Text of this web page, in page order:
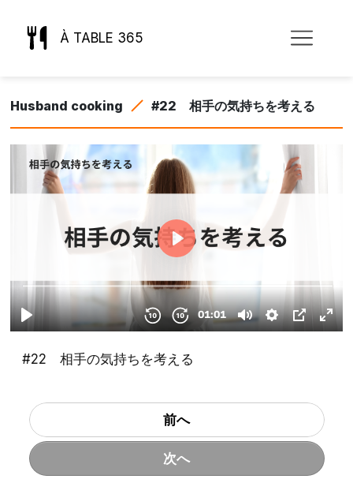
À TABLE 365
Husband cooking #22 相手の気持ちを考える
#22 相手の気持ちを考える
前へ
次へ